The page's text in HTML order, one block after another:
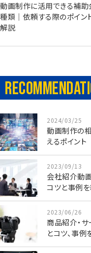
動画制作に活用できる補助
種類｜依頼する際のポイン
解説
2024/03/25
動画制作の
えるポイント
2023/09/13
会社紹介動
コツと事例
2023/06/26
商品紹介・
とコツ、事例